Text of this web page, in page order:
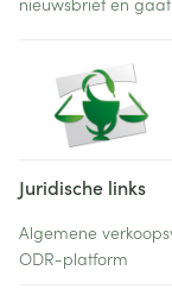
Juridische links
Algemene
ODR-platform